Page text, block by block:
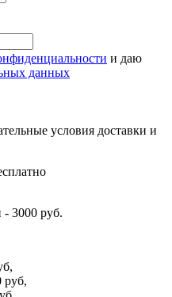
и даю
данных
условия доставки и
3000 руб.
руб,